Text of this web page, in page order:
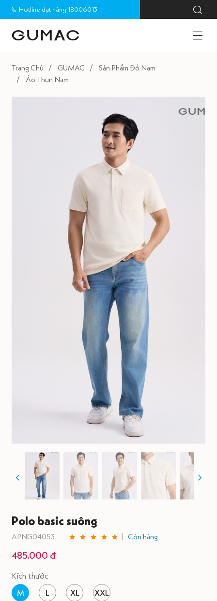
Hotline đặt hàng 18006013
Trang Chủ GUMAC
Sản Phẩm Đồ Nam
Áo Thun Nam
Polo basic suông
APNG04053 Còn hàng
485.000 đ
Kích thước
M
L XL XXL